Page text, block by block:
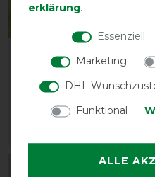
LeMieux Suede
Vielseitigkeitsschabracke
vorher 68,95 €
58,60 € *
erklärung.
Essenziell
Marketing
DHL
Funktional
ALLE